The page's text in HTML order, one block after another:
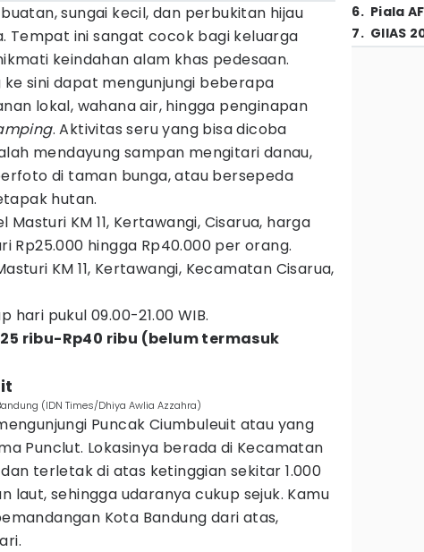
sungai kecil, dan perbukitan hijau
Tempat ini sangat cocok bagi keluarga
keindahan alam khas pedesaan.
sini dapat mengunjungi beberapa
lokal, wahana air, hingga penginapan
. Aktivitas seru yang bisa dicoba
mendayung sampan mengitari danau,
di taman bunga, atau bersepeda
hutan.
Masturi KM 11, Kertawangi, Cisarua, harga
Rp25.000 hingga Rp40.000 per orang.
KM 11, Kertawangi, Kecamatan Cisarua,
hari pukul 09.00-21.00 WIB.
ribu-Rp40 ribu (belum termasuk
(IDN Times/Dhiya Awlia Azzahra)
Puncak Ciumbuleuit atau yang
Punclut. Lokasinya berada di Kecamatan
terletak di atas ketinggian sekitar 1.000
laut, sehingga udaranya cukup sejuk. Kamu
Kota Bandung dari atas,
6. Piala
7. GIIAS